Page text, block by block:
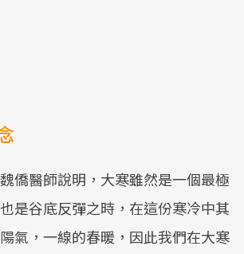
僑醫師說明，大寒雖然是一個最極
是谷底反彈之時，在這份寒冷中其
氣，一線的春暖，因此我們在大寒